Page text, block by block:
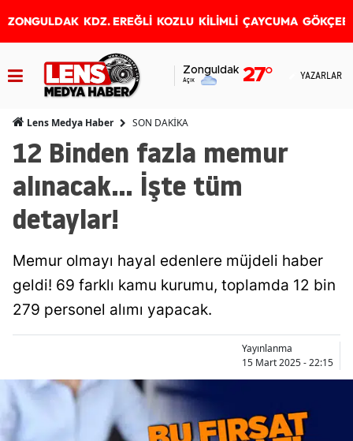
ZONGULDAK KDZ. EREĞLİ KOZLU KİLİMLİ ÇAYCUMA
Zonguldak
Açık 27° YAZARLAR
Lens Medya Haber SON DAKİKA
12 Binden fazla memur
alınacak... İşte tüm
detaylar!
Memur olmayı hayal edenlere müjdeli haber
geldi! 69 farklı kamu kurumu, toplamda 12 bin
279 personel alımı yapacak.
Yayınlanma
15 Mart 2025 - 22:15